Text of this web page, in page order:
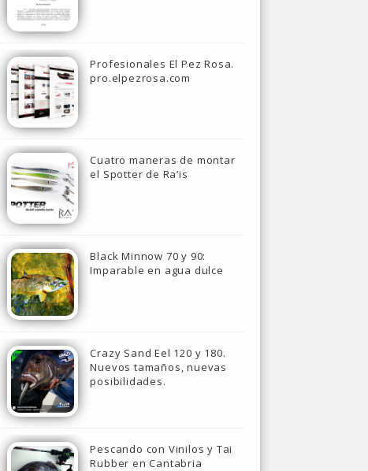
Profesionales El Pez Rosa.
pro.elpezrosa.com
Cuatro maneras de montar
el Spotter de Ra’is
Black Minnow 70 y 90:
Imparable en agua dulce
Crazy Sand Eel 120 y 180.
Nuevos tamaños, nuevas
posibilidades.
Pescando con Vinilos y Tai
Rubber en Cantabria